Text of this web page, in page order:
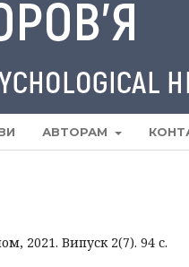
АВТОРАМ
2021. Випуск 2(7). 94 с.